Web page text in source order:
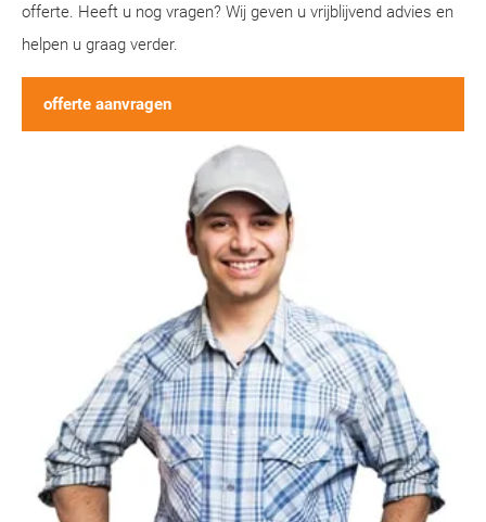
offerte. Heeft u nog vragen? Wij geven u vrijblijvend advies en
helpen u graag verder.
offerte aanvragen